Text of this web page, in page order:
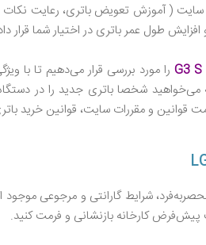
( آموزش تعویض باتری، رعایت نکات
طول عمر باتری در اختیار شما قرار
را مورد بررسی قرار می‌دهیم تا
شخصا باتری جدید را در
قوانین و مقررات سایت، قوانین خرید
شرایط گارانتی و مرجوعی
پیش‌فرض کارخانه بازنشانی و فرمت کنید.